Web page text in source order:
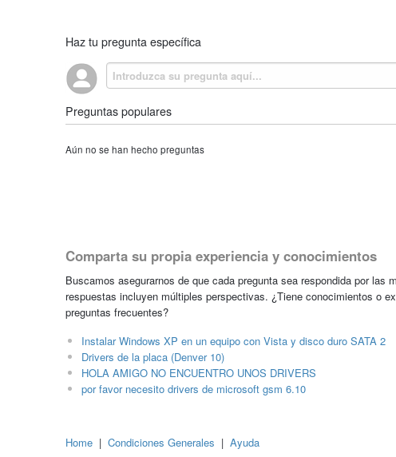
Haz tu pregunta específica
Preguntas populares
Aún no se han hecho preguntas
Comparta su propia experiencia y conocimientos
Buscamos asegurarnos de que cada pregunta sea respondida por
respuestas incluyen múltiples perspectivas. ¿Tiene conocimientos o
preguntas frecuentes?
Instalar Windows XP en un equipo con Vista y disco duro SATA 2
Drivers de la placa (Denver 10)
HOLA AMIGO NO ENCUENTRO UNOS DRIVERS
por favor necesito drivers de microsoft gsm 6.10
Home | Condiciones Generales | Ayuda